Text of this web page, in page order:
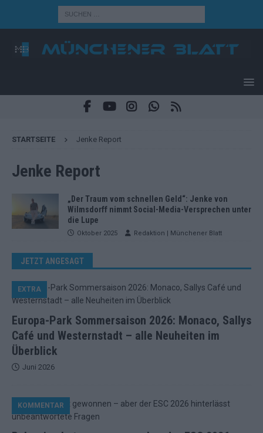
STARTSEITE Jenke Report
Jenke Report
„Der Traum vom schnellen Geld“: Jenke von
Wilmsdorff nimmt Social-Media-Versprechen unter
die Lupe
Oktober 2025 Redaktion | Münchener Blatt
JETZT ANGESAGT
Europa-Park Sommersaison 2026: Monaco, Sallys
Café und Westernstadt – alle Neuheiten im
Überblick
EXTRA
Juni 2026
KOMMENTAR